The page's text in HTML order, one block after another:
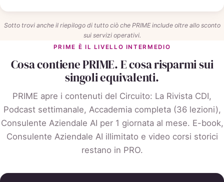
Sotto trovi anche il riepilogo di tutto ciò che PRIME include oltre allo sconto
sui servizi operativi.
PRIME È IL LIVELLO INTERMEDIO
Cosa contiene PRIME. E cosa risparmi sui
singoli equivalenti.
PRIME apre i contenuti del Circuito: La Rivista CDI,
Podcast settimanale, Accademia completa (36 lezioni),
Consulente Aziendale AI per 1 giornata al mese. E-book,
Consulente Aziendale AI illimitato e video corsi storici
restano in PRO.